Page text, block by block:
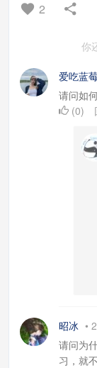
2
你
爱吃蓝
请问如
(0)
昭冰 •
请问为
习，就